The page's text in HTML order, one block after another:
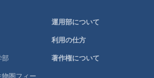
部
物圏フィー
運用部について
利用の仕方
著作権について